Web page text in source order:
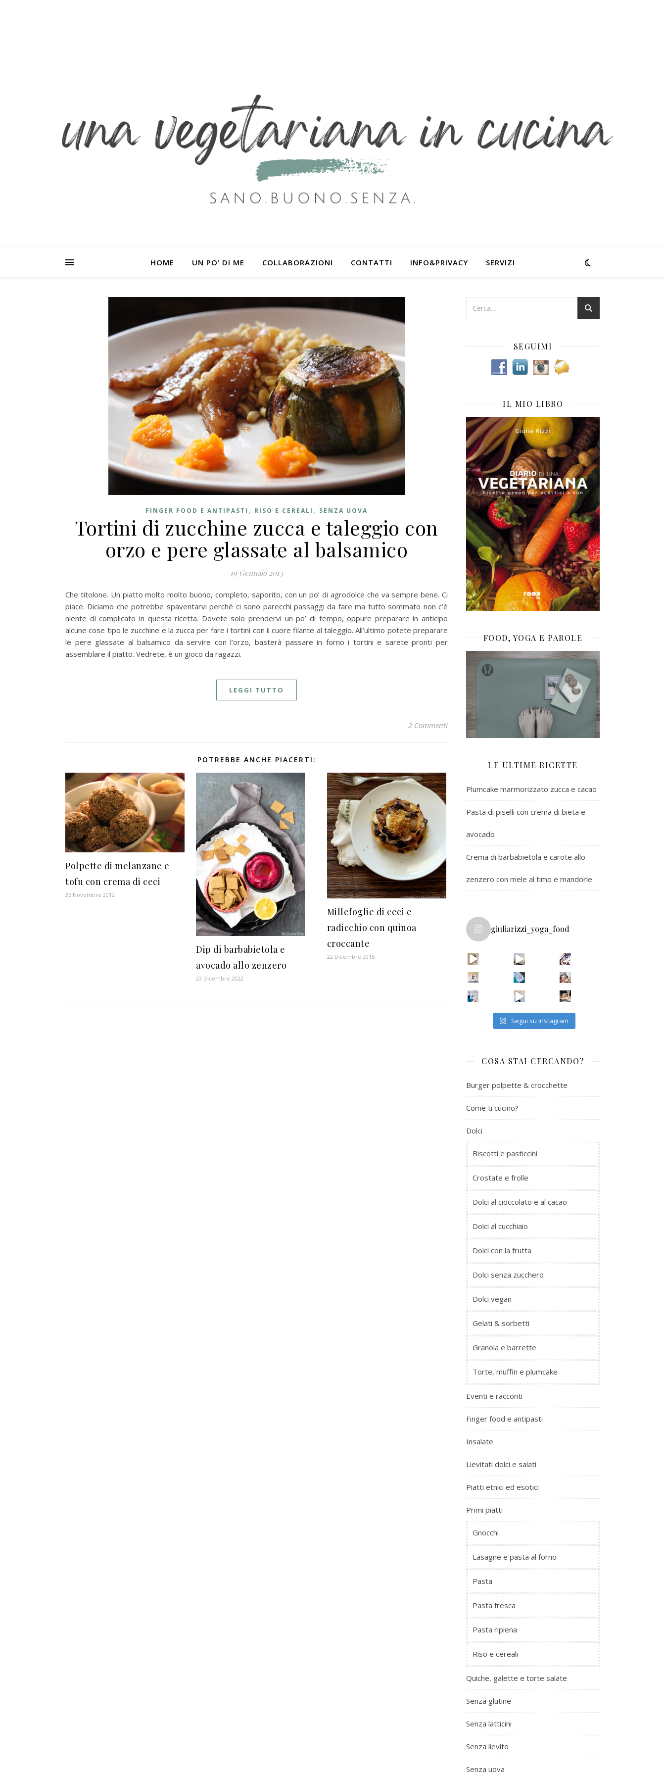
HOME UN PO’ DI ME COLLABORAZIONI CONTATTI INFO&PRIVACY SERVIZI
FINGER FOOD E ANTIPASTI , RISO E CEREALI , SENZA UOVA
Tortini di zucchine zucca e taleggio con
orzo e pere glassate al balsamico
19 Gennaio 2013
Che titolone. Un piatto molto molto buono, completo, saporito, con un po’ di agrodolce che va sempre bene. Ci
piace. Diciamo che potrebbe spaventarvi perché ci sono parecchi passaggi da fare ma tutto sommato non c’è
niente di complicato in questa ricetta. Dovete solo prendervi un po’ di tempo, oppure preparare in anticipo
alcune cose tipo le zucchine e la zucca per fare i tortini con il cuore filante al taleggio. All’ultimo potete preparare
le pere glassate al balsamico da servire con l’orzo, basterà passare in forno i tortini e sarete pronti per
assemblare il piatto. Vedrete, è un gioco da ragazzi.
LEGGI TUTTO
2 Commenti
POTREBBE ANCHE PIACERTI:
Polpette di melanzane e
tofu con crema di ceci
25 Novembre 2012
Dip di barbabietola e
avocado allo zenzero
23 Dicembre 2022
Millefoglie di ceci e
radicchio con quinoa
croccante
22 Dicembre 2015
SEGUIMI
IL MIO LIBRO
FOOD, YOGA E PAROLE
LE ULTIME RICETTE
Plumcake marmorizzato zucca e cacao
Pasta di piselli con crema di bieta e
avocado
Crema di barbabietola e carote allo
zenzero con mele al timo e mandorle
giuliarizzi_yoga_food
Ecco il Per una c
Vo
Segui su Instagram
COSA STAI CERCANDO?
Burger polpette & crocchette
Come ti cucino?
Dolci
Biscotti e pasticcini
Crostate e frolle
Dolci al cioccolato e al cacao
Dolci al cucchiaio
Dolci con la frutta
Dolci senza zucchero
Dolci vegan
Gelati & sorbetti
Granola e barrette
Torte, muffin e plumcake
Eventi e racconti
Finger food e antipasti
Insalate
Lievitati dolci e salati
Piatti etnici ed esotici
Primi piatti
Gnocchi
Lasagne e pasta al forno
Pasta
Pasta fresca
Pasta ripiena
Riso e cereali
Quiche, galette e torte salate
Senza glutine
Senza latticini
Senza lievito
Senza uova